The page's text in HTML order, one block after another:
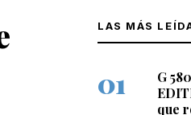
LAS MÁS
G
que